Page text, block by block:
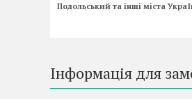
Подольський та інші міста
Інформація для